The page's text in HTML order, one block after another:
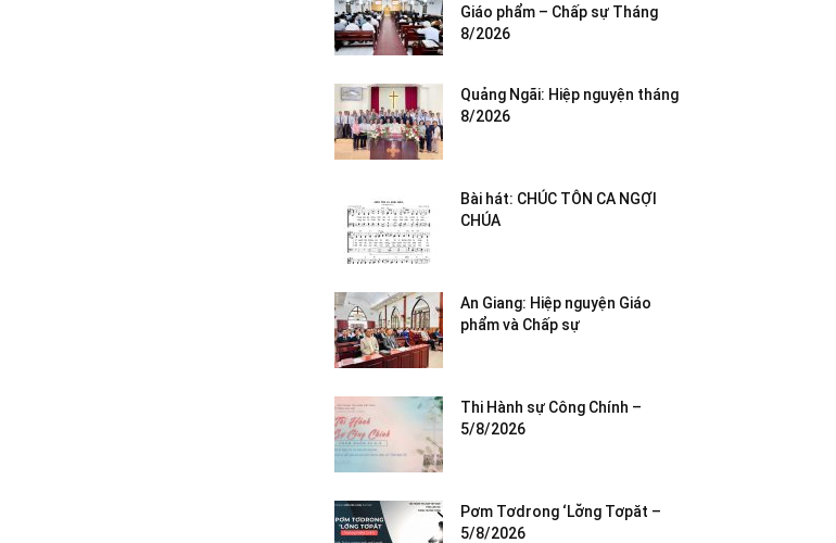
Giáo phẩm – Chấp sự Tháng
8/2026
Quảng Ngãi: Hiệp nguyện tháng
8/2026
Bài hát: CHÚC TÔN CA NGỢI
CHÚA
An Giang: Hiệp nguyện Giáo
phẩm và Chấp sự
Thi Hành sự Công Chính –
5/8/2026
Pơm Tơdrong ‘Lơ̆ng Tơpăt –
5/8/2026